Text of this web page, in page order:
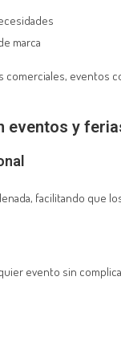
marca
eventos
eventos y
facilitando que
evento sin